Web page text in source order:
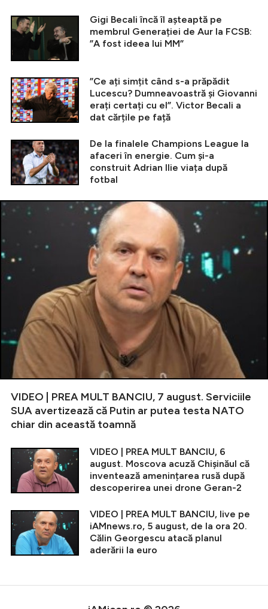
Gigi Becali încă îl așteaptă pe
membrul Generației de Aur la FCSB:
”A fost ideea lui MM”
”Ce ați simțit când s-a prăpădit
Lucescu? Dumneavoastră și Giovanni
erați certați cu el”. Victor Becali a
dat cărțile pe față
De la finalele Champions League la
afaceri în energie. Cum și-a
construit Adrian Ilie viața după
fotbal
VIDEO | PREA MULT BANCIU, 7 august. Serviciile
SUA avertizează că Putin ar putea testa NATO
chiar din această toamnă
VIDEO | PREA MULT BANCIU, 6
august. Moscova acuză Chișinăul că
inventează amenințarea rusă după
descoperirea unei drone Geran-2
VIDEO | PREA MULT BANCIU, live pe
iAMnews.ro, 5 august, de la ora 20.
Călin Georgescu atacă planul
aderării la euro